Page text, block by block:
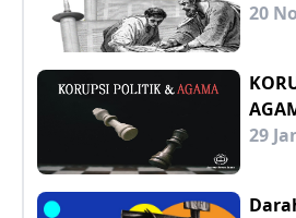
20
29